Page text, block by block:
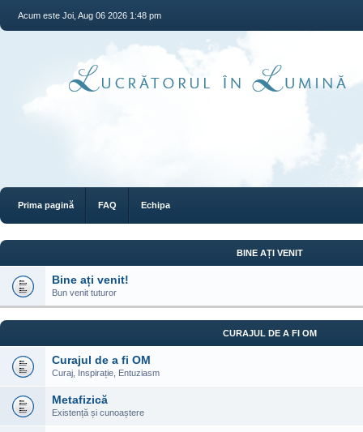
Acum este Joi, Aug 06 2026 1:48 pm
Prima pagină FAQ Echipa
BINE AȚI VENIT
Bine ați venit!
Bun venit tuturor
CURAJUL DE A FI OM
Curajul de a fi OM
Curaj, Inspirație, Entuziasm
Metafizică
Existență și cunoaștere